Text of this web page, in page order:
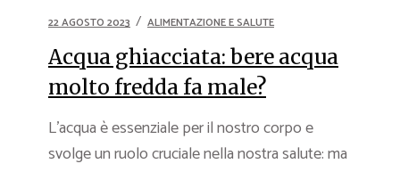
22 AGOSTO 2023 ALIMENTAZIONE E SALUTE
Acqua ghiacciata: bere acqua
molto fredda fa male?
L’acqua è essenziale per il nostro corpo e
svolge un ruolo cruciale nella nostra salute: ma